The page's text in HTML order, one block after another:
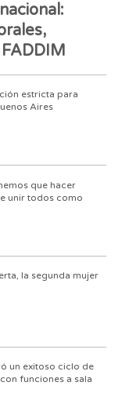
estricta para
Aires
que hacer
unir todos como
la segunda mujer
un exitoso ciclo de
funciones a sala